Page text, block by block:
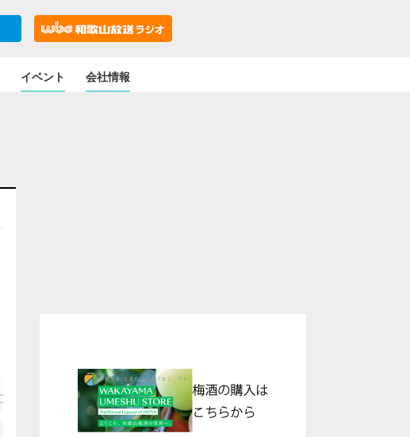
イベント 会社情報